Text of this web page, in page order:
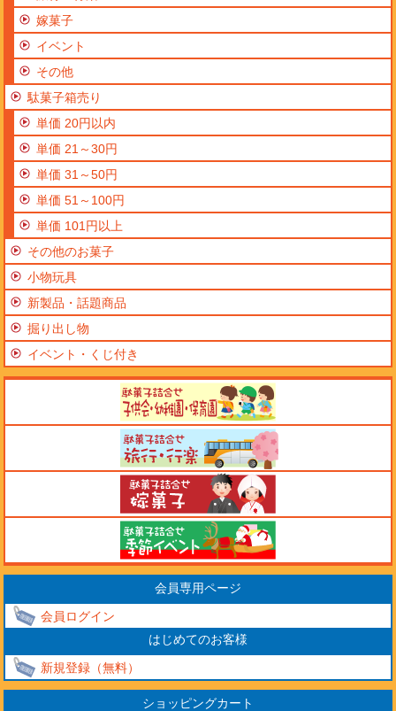
嫁菓子
イベント
その他
駄菓子箱売り
単価 20円以内
単価 21～30円
単価 31～50円
単価 51～100円
単価 101円以上
その他のお菓子
小物玩具
新製品・話題商品
掘り出し物
イベント・くじ付き
会員専用ページ
会員ログイン
はじめてのお客様
新規登録（無料）
ショッピングカート